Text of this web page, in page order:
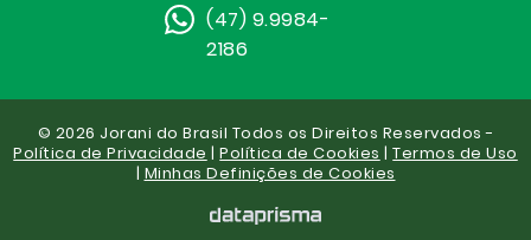
(47) 9.9984-
2186
© 2026 Jorani do Brasil Todos os Direitos Reservados -
Política de Privacidade |Política de Cookies |Termos de Uso
| Minhas Definições de Cookies